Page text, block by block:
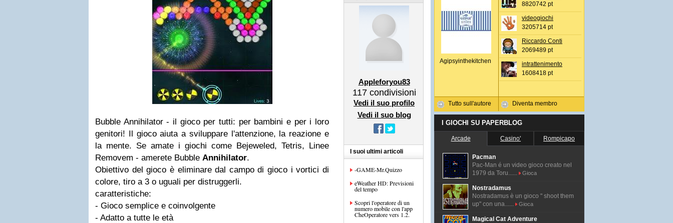
Bubble Annihilator - il gioco per tutti: per bambini e per i loro
genitori! Il gioco aiuta a sviluppare l'attenzione, la reazione e
la mente. Se amate i giochi come Bejeweled, Tetris, Linee
Removem - amerete Bubble Annihilator.
Obiettivo del gioco è eliminare dal campo di gioco i vortici di
colore, tiro a 3 o uguali per distruggerli.
caratteristiche:
- Gioco semplice e coinvolgente
- Adatto a tutte le età
Appleforyou83
117condivisioni
Vedi il suo profilo
Vedi il suo blog
I suoi ultimi articoli
-GAME-Mr.Quizzo
eWeather HD: Previsioni
del tempo
Scopri l'operatore di un
numero mobile con l'app
CheOperatore vers 1.2.
Agipsyinthekitchen
Tutto sull'autore
8820742 pt
videogiochi
3205714 pt
Riccardo Conti
2069489 pt
intrattenimento
1608418 pt
Diventa membro
I GIOCHI SU PAPERBLOG
Arcade Casino' Rompicapo
Pacman
Pac-Man é un video gioco creato nel
1979 da Toru......
Gioca
Nostradamus
Nostradamus è un gioco " shoot them
up" con una......
Gioca
Magical Cat Adventure